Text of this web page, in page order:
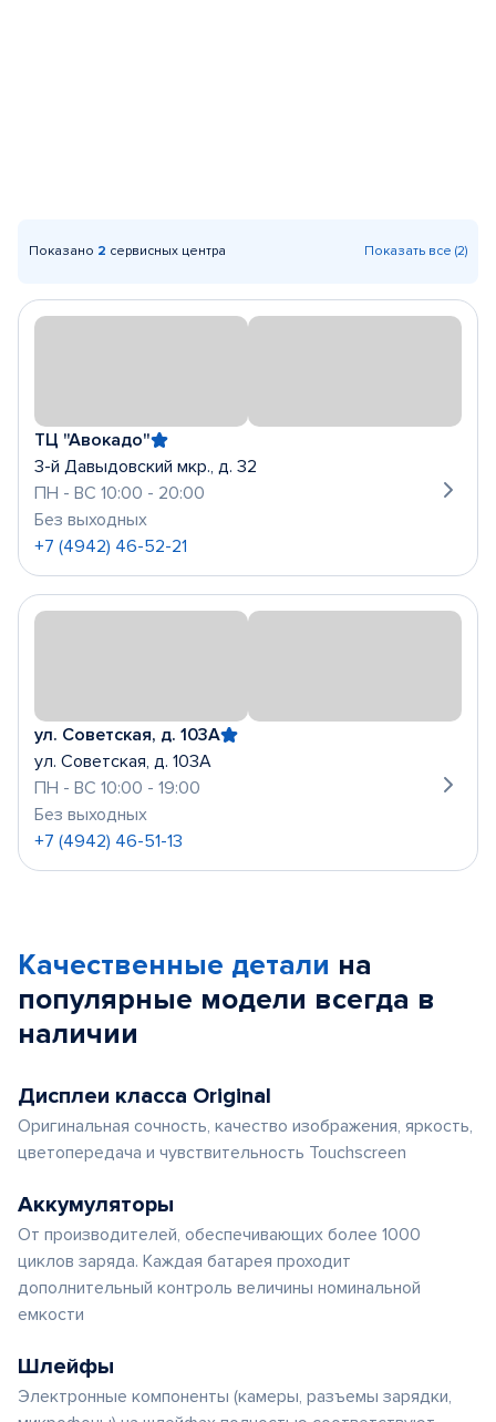
Показано 2 сервисных центра Показать все (2)
ТЦ "Авокадо"
3-й Давыдовский мкр., д. 32
ПН - ВС 10:00 - 20:00
Без выходных
+7 (4942) 46-52-21
ул. Советская, д. 103А
ул. Советская, д. 103А
ПН - ВС 10:00 - 19:00
Без выходных
+7 (4942) 46-51-13
Качественные детали на
популярные модели всегда в
наличии
Дисплеи класса Original
Оригинальная сочность, качество изображения, яркость,
цветопередача и чувствительность Touchscreen
Аккумуляторы
От производителей, обеспечивающих более 1000
циклов заряда. Каждая батарея проходит
дополнительный контроль величины номинальной
емкости
Шлейфы
Электронные компоненты (камеры, разъемы зарядки,